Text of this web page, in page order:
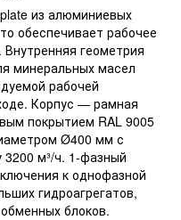
из алюминиевых
обеспечивает рабочее
геометрия
минеральных масел
рабочей
Корпус — рамная
покрытием RAL 9005
Ø400 мм с
3200 м³/ч. 1-фазный
к однофазной
гидроагрегатов,
блоков.